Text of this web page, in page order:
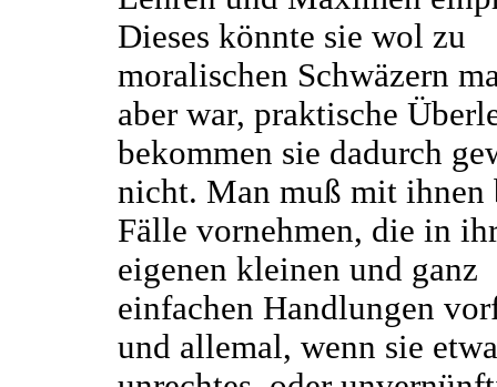
Dieses könnte sie wol zu
moralischen Schwäzern
aber war, praktische
bekommen sie dadurch
nicht. Man muß mit ihnen
Fälle vornehmen, die in
eigenen kleinen und ganz
einfachen Handlungen
und allemal, wenn sie